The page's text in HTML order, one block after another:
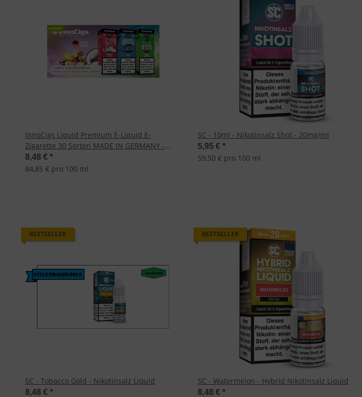
InnoCigs Liquid Premium E-Liquid E-
Zigarette 30 Sorten MADE IN GERMANY -
Steuer
8,48 € *
84,85 € pro 100 ml
SC - 10ml - Nikotinsalz Shot - 20mg/ml
5,95 € *
59,50 € pro 100 ml
BESTSELLER
SC - Tobacco Gold - Nikotinsalz Liquid
8,48 € *
BESTSELLER
SC - Watermelon - Hybrid Nikotinsalz Liquid
8,48 € *